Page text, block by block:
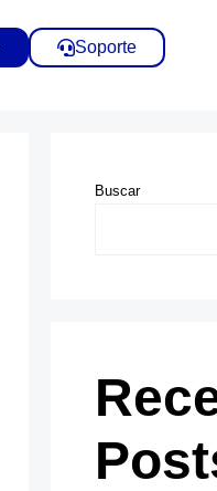
Soporte
Buscar